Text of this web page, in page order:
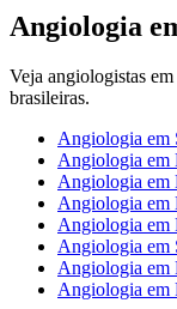
Angiologia
Veja angiologistas em
brasileiras.
Angiologia em
Angiologia em
Angiologia em
Angiologia em
Angiologia em
Angiologia em
Angiologia em
Angiologia em